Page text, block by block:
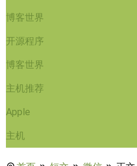
博客世界
开源程序
博客世界
主机推荐
Apple
主机